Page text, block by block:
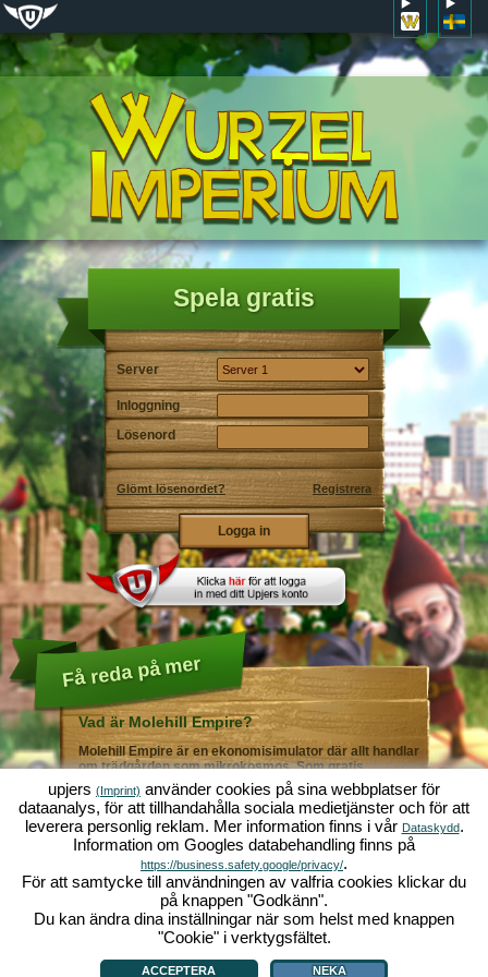
Spela gratis
Server
Inloggning
Lösenord
Glömt lösenordet? Registrera
Få reda på mer
Vad är Molehill Empire?
Molehill Empire är en ekonomisimulator där allt handlar
om trädgården som mikrokosmos. Som gratis
webbläsarspel fungerar det i din webbläsare - helt utan
ytterligare nedladdningar eller programinstallationer! I
rollen som trädgårdsmästare skapar du ditt eget gröna
paradis. Plantera! Vattna! Skörda! Du väljer mellan alla
möjliga olika grönsaker och frukter: tomater och
jordgubbar - eller kanske hellre morötter och sallad?
Gurka och broccoli? Äsch - varför inte fylla ditt
trädgårdsland med lite av varje!? Besök städerna
Grönadal och Metropola för att handla med andra
spelare. Köp nya, spännande grödor och ge livet i
örtagården en extra krydda med exklusiva
trädgårdsdekorationer. Uppfyll dina kunders önskemål
och var alltid mån om god grannsämja, så att inte din
Vad är Molehill Empire?|Bakgrund|Funktioner| Spelregler
Hantera Cookies
upjers (Imprint) använder cookies på sina webbplatser för
dataanalys, för att tillhandahålla sociala medietjänster och för att
leverera personlig reklam. Mer information finns i vår Dataskydd.
Information om Googles databehandling finns på
https://business.safety.google/privacy/.
För att samtycke till användningen av valfria cookies klickar du
på knappen "Godkänn".
Du kan ändra dina inställningar när som helst med knappen
"Cookie" i verktygsfältet.
ACCEPTERA NEKA